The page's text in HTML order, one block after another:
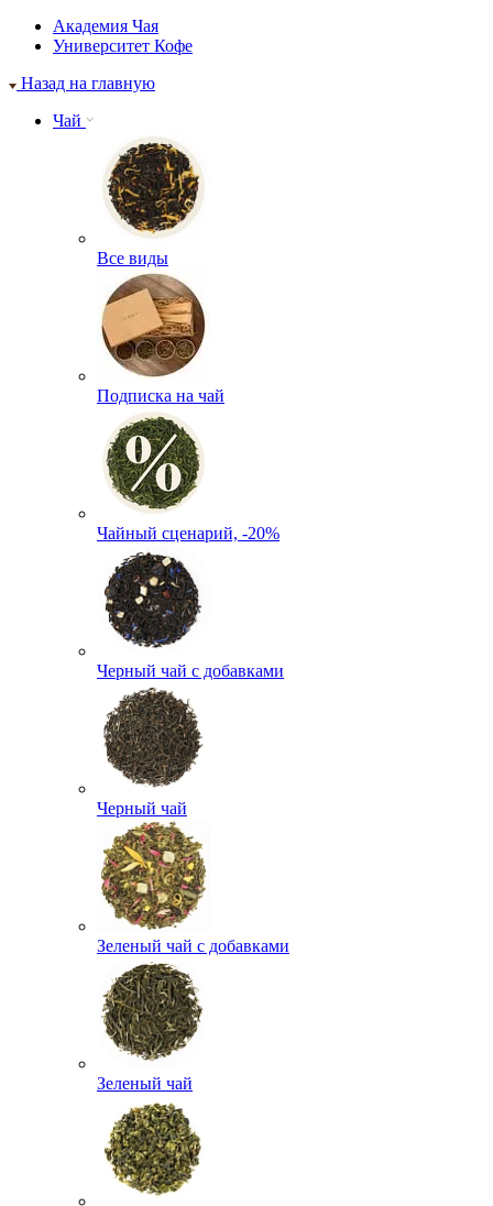
Академия Чая
Университет Кофе
Назад на главную
Чай
Все виды
Подписка на чай
Чайный сценарий, -20%
Черный чай с добавками
Черный чай
Зеленый чай с добавками
Зеленый чай